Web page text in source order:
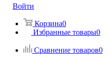
Войти
Корзина0
Избранные товары0
Сравнение товаров0